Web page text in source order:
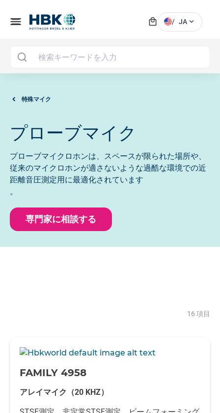
menu local_mall / JA expand_more
特殊マイク
プローブマイク
プローブマイクロホンは、スペースが限られた場所や、
従来のマイクロホンが適さないような過酷な環境での近
距離音圧測定用に最適化されています
。
専門家に相談する
16 項目
-
FAMILY 4958
アレイマイク（20 KHZ）